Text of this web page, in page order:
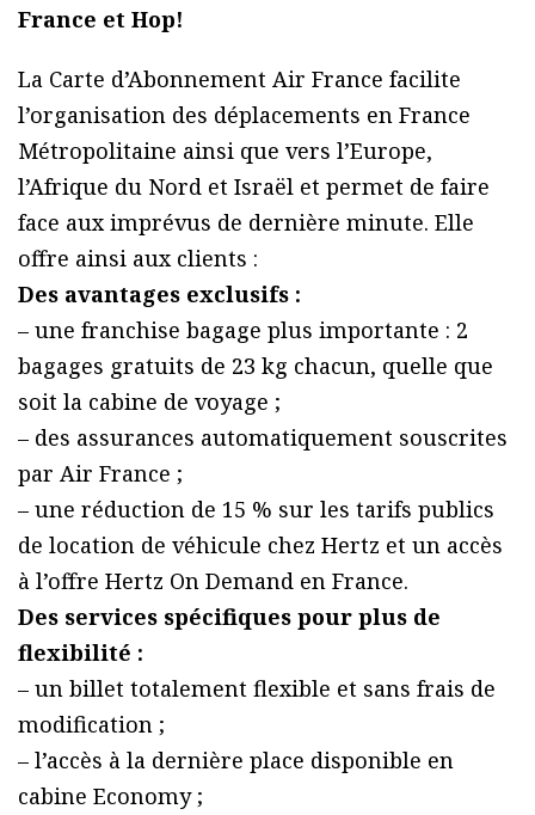
France et Hop!
La Carte d’Abonnement Air France facilite
l’organisation des déplacements en France
Métropolitaine ainsi que vers l’Europe,
l’Afrique du Nord et Israël et permet de faire
face aux imprévus de dernière minute. Elle
offre ainsi aux clients :
Des avantages exclusifs :
– une franchise bagage plus importante : 2
bagages gratuits de 23 kg chacun, quelle que
soit la cabine de voyage ;
– des assurances automatiquement souscrites
par Air France ;
– une réduction de 15 % sur les tarifs publics
de location de véhicule chez Hertz et un accès
à l’offre Hertz On Demand en France.
Des services spécifiques pour plus de
flexibilité :
– un billet totalement flexible et sans frais de
modification ;
– l’accès à la dernière place disponible en
cabine Economy ;